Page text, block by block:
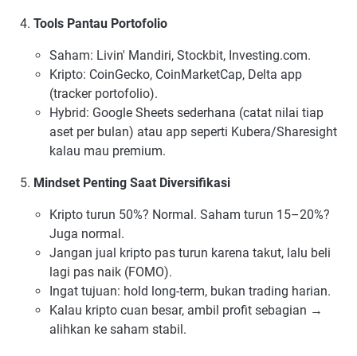
Tools Pantau Portofolio
Saham: Livin' Mandiri, Stockbit, Investing.com.
Kripto: CoinGecko, CoinMarketCap, Delta app
(tracker portofolio).
Hybrid: Google Sheets sederhana (catat nilai tiap
aset per bulan) atau app seperti Kubera/Sharesight
kalau mau premium.
Mindset Penting Saat Diversifikasi
Kripto turun 50%? Normal. Saham turun 15–20%?
Juga normal.
Jangan jual kripto pas turun karena takut, lalu beli
lagi pas naik (FOMO).
Ingat tujuan: hold long-term, bukan trading harian.
Kalau kripto cuan besar, ambil profit sebagian →
alihkan ke saham stabil.